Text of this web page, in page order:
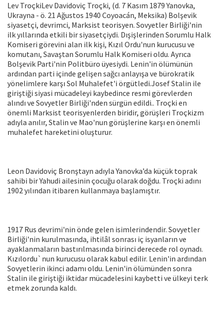
Lev TroçkiLev Davidoviç Troçki, (d. 7 Kasım 1879 Yanovka,
Ukrayna - ö. 21 Ağustos 1940 Coyoacán, Meksika) Bolşevik
siyasetçi, devrimci, Marksist teorisyen. Sovyetler Birliği'nin
ilk yıllarında etkili bir siyasetçiydi. Dışişlerinden Sorumlu Halk
Komiseri görevini alan ilk kişi, Kızıl Ordu'nun kurucusu ve
komutanı, Savaştan Sorumlu Halk Komiseri oldu. Ayrıca
Bolşevik Parti'nin Politbüro üyesiydi. Lenin'in ölümünün
ardından parti içinde gelişen sağcı anlayışa ve bürokratik
yönelimlere karşı Sol Muhalefet'i örgütledi.Josef Stalin ile
giriştiği siyasi mücadeleyi kaybedince resmi görevlerden
alındı ve Sovyetler Birliği'nden sürgün edildi.. Troçki en
önemli Marksist teorisyenlerden biridir, görüşleri Troçkizm
adıyla anılır, Stalin ve Mao'nun görüşlerine karşı en önemli
muhalefet hareketini oluşturur.
Leon Davidoviç Bronştayn adıyla Yanovka’da küçük toprak
sahibi bir Yahudi ailesinin çocuğu olarak doğdu. Troçki adını
1902 yılından itibaren kullanmaya başlamıştır.
1917 Rus devrimi'nin önde gelen isimlerindendir. Sovyetler
Birliği'nin kurulmasında, ihtilâl sonrası iç isyanların ve
ayaklanmaların bastırılmasında birinci derecede rol oynadı.
Kızılordu`nun kurucusu olarak kabul edilir. Lenin'in ardından
Sovyetlerin ikinci adamı oldu. Lenin'in ölümünden sonra
Stalin ile giriştiği iktidar mücadelesini kaybetti ve ülkeyi terk
etmek zorunda kaldı.